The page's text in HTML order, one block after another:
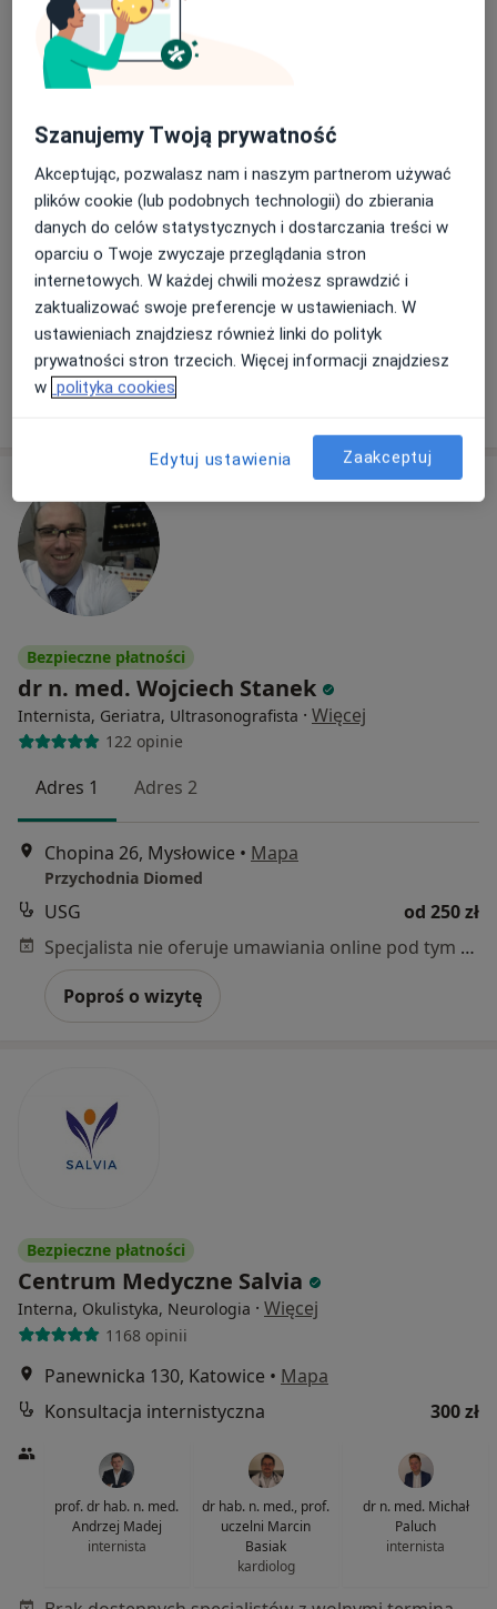
dr n. med. Michał Paluch
Internista
35 opinii
Adres 1 Adres 2 Adres 3 Adres 4
Karłowicza, Katowice •Mapa
Konsultacja internistyczna
od 259 zł
Poproś o wizytę
Bezpieczne płatności
dr n. med. Wojciech Stanek
Internista, Geriatra, Ultrasonografista · Więcej
122 opinie
Adres 1 Adres 2
Chopina 26, Mysłowice • Mapa
Przychodnia Diomed
USG
od 250 zł
Specjalista nie oferuje umawiania online pod tym adresem.
Poproś o wizytę
Bezpieczne płatności
Centrum Medyczne Salvia
Interna, Okulistyka, Neurologia · Więcej
1168 opinii
Panewnicka 130, Katowice • Mapa
Konsultacja internistyczna
300 zł
prof. dr hab. n. med.
Andrzej Madej
internista
dr hab. n. med., prof.
uczelni Marcin
Basiak
kardiolog
dr n. med. Michał
Paluch
internista
Szanujemy Twoją prywatność
Akceptując, pozwalasz nam i naszym partnerom używać
plików cookie (lub podobnych technologii) do zbierania
danych do celów statystycznych i dostarczania treści w
oparciu o Twoje zwyczaje przeglądania stron
internetowych. W każdej chwili możesz sprawdzić i
zaktualizować swoje preferencje w ustawieniach. W
ustawieniach znajdziesz również linki do polityk
prywatności stron trzecich. Więcej informacji znajdziesz
w polityka cookies
Edytuj ustawienia Zaakceptuj